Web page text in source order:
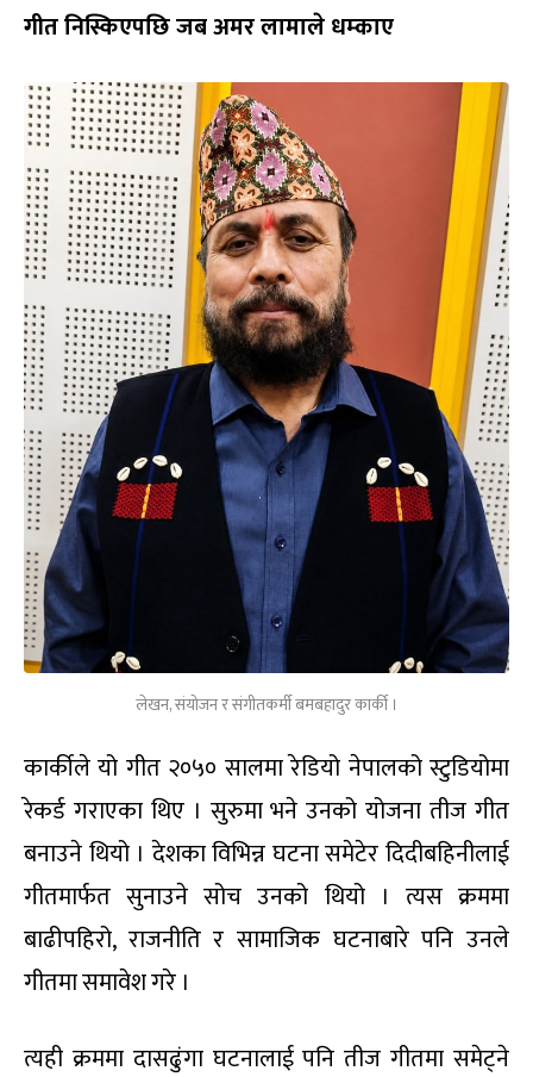
गीत निस्किएपछि जब अमर लामाले धम्काए
लेखन, संयोजन र संगीतकर्मी बमबहादुर कार्की ।
कार्कीले यो गीत २०५० सालमा रेडियो नेपालको स्टुडियोमा
रेकर्ड गराएका थिए । सुरुमा भने उनको योजना तीज गीत
बनाउने थियो । देशका विभिन्न घटना समेटेर दिदीबहिनीलाई
गीतमार्फत सुनाउने सोच उनको थियो । त्यस क्रममा
बाढीपहिरो, राजनीति र सामाजिक घटनाबारे पनि उनले
गीतमा समावेश गरे ।
त्यही क्रममा दासढुंगा घटनालाई पनि तीज गीतमा समेट्ने